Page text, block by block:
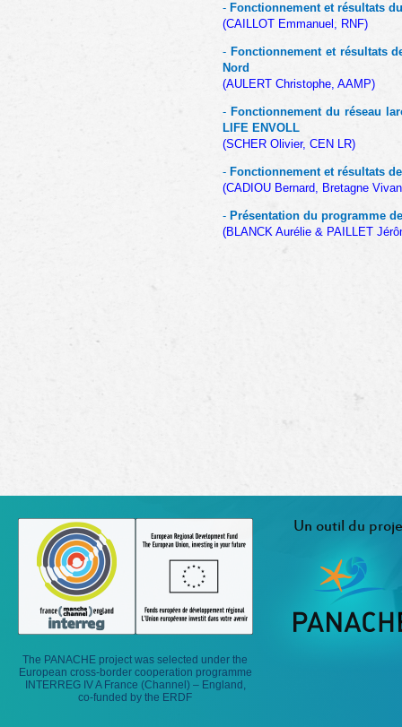
- Fonctionnement et résultats
(CAILLOT Emmanuel, RNF)
- Fonctionnement et résultats
Nord
(AULERT Christophe, AAMP)
- Fonctionnement du réseau
LIFE ENVOLL
(SCHER Olivier, CEN LR)
- Fonctionnement et résultats
(CADIOU Bernard, Bretagne
- Présentation du programme
(BLANCK Aurélie & PAILLET
The PANACHE project was selected under the
European cross-border cooperation programme
INTERREG IV A France (Channel) – England,
co-funded by the ERDF
Un outil du